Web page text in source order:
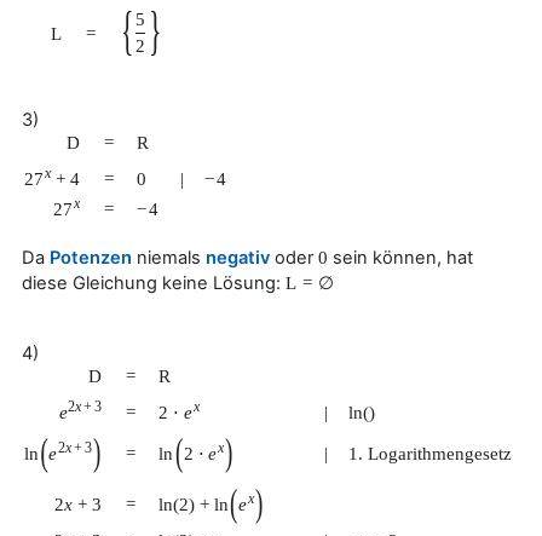
L = {5
2 }
3)
D =
R
27x + 4 = 0 | −4
27x = −4
Da Potenzen niemals negativ oder0 sein können, hat
diese Gleichung keine Lösung: L = ∅
4)
D =
R
e2x+3 = 2 ⋅ ex | ln()
ln(e2x+3) = ln(2 ⋅ ex) | 1. Logarithmengesetz
2x + 3 = ln(2) + ln(ex)